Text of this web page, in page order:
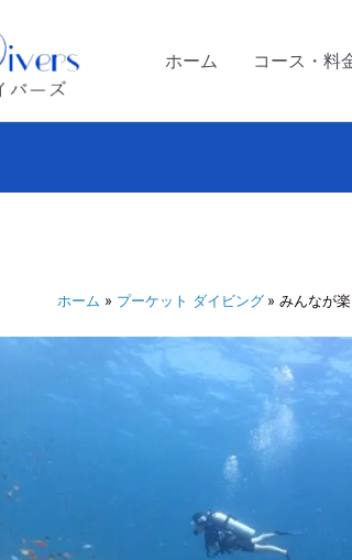
ホーム コース・料
ホーム プーケット ダイビング みんなが